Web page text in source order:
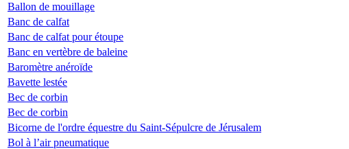
Ballon de mouillage
Banc de calfat
Banc de calfat pour étoupe
Banc en vertèbre de baleine
Baromètre anéroïde
Bavette lestée
Bec de corbin
Bec de corbin
Bicorne de l'ordre équestre du Saint-Sépulcre de Jérusalem
Bol à l’air pneumatique